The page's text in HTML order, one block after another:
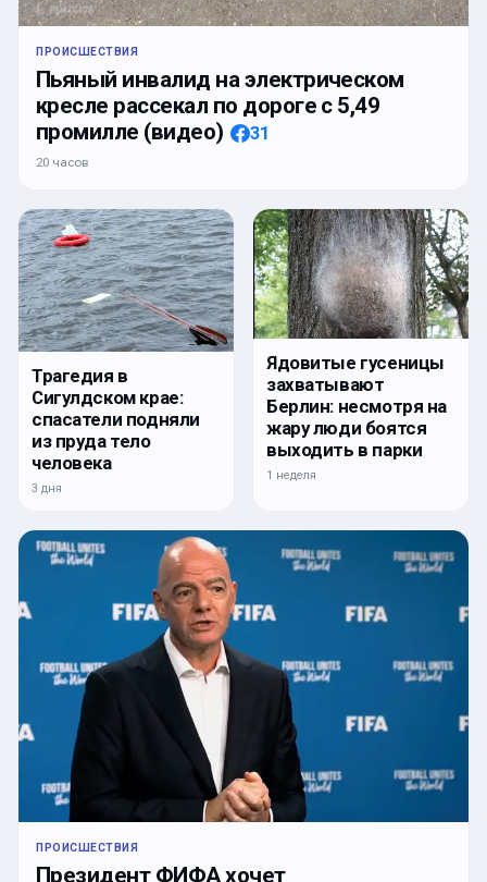
ПРОИСШЕСТВИЯ
Пьяный инвалид на электрическом
кресле рассекал по дороге с 5,49
промилле (видео)
31
20 часов
Трагедия в
Сигулдском крае:
спасатели подняли
из пруда тело
человека
3 дня
Ядовитые гусеницы
захватывают
Берлин: несмотря на
жару люди боятся
выходить в парки
1 неделя
ПРОИСШЕСТВИЯ
Президент ФИФА хочет